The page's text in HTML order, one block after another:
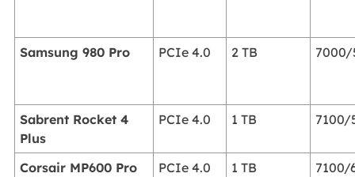
Samsung 980 Pro PCIe 4.0 2 TB 7000/
Sabrent Rocket 4
Plus
PCIe 4.0 1 TB 7100/
Corsair MP600 Pro
PCIe 4.0 1 TB 7100/